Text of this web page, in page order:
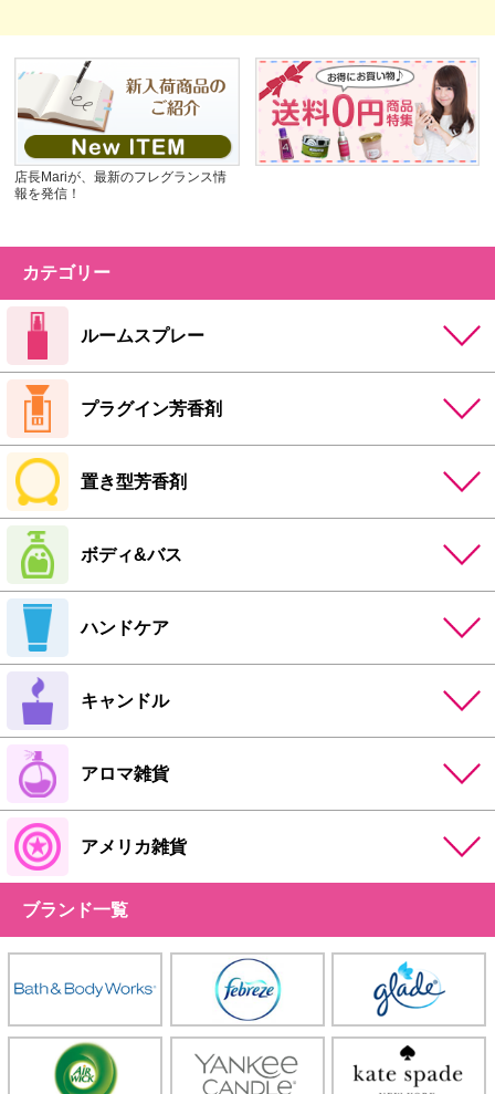
店長Mariが、最新のフレグランス情
報を発信！
カテゴリー
ルームスプレー
プラグイン芳香剤
置き型芳香剤
ボディ&バス
ハンドケア
キャンドル
アロマ雑貨
アメリカ雑貨
ブランド一覧